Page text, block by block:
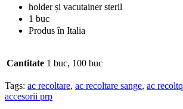
holder și vacutainer steril
1 buc
Produs în Italia
Cantitate 1 buc, 100 buc
Tags: ac recoltare, ac recoltare sange, ac
accesorii prp